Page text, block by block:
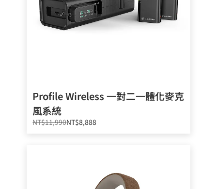
Profile Wireless 一對二一體化麥克
風系統
NT$11,990NT$8,888